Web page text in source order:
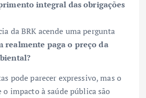
integral das obrigações
da BRK acende uma pergunta
realmente paga o preço da
pode parecer expressivo, mas o
o impacto à saúde pública são